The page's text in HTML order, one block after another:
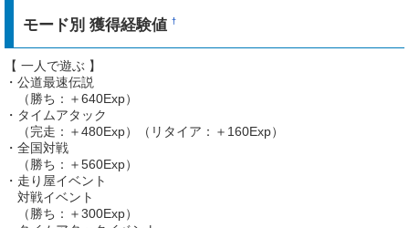
モード別 獲得経験値†
【 一人で遊ぶ 】
・公道最速伝説
（勝ち：＋640Exp）
・タイムアタック
（完走：＋480Exp）（リタイア：＋160Exp）
・全国対戦
（勝ち：＋560Exp）
・走り屋イベント
対戦イベント
（勝ち：＋300Exp）